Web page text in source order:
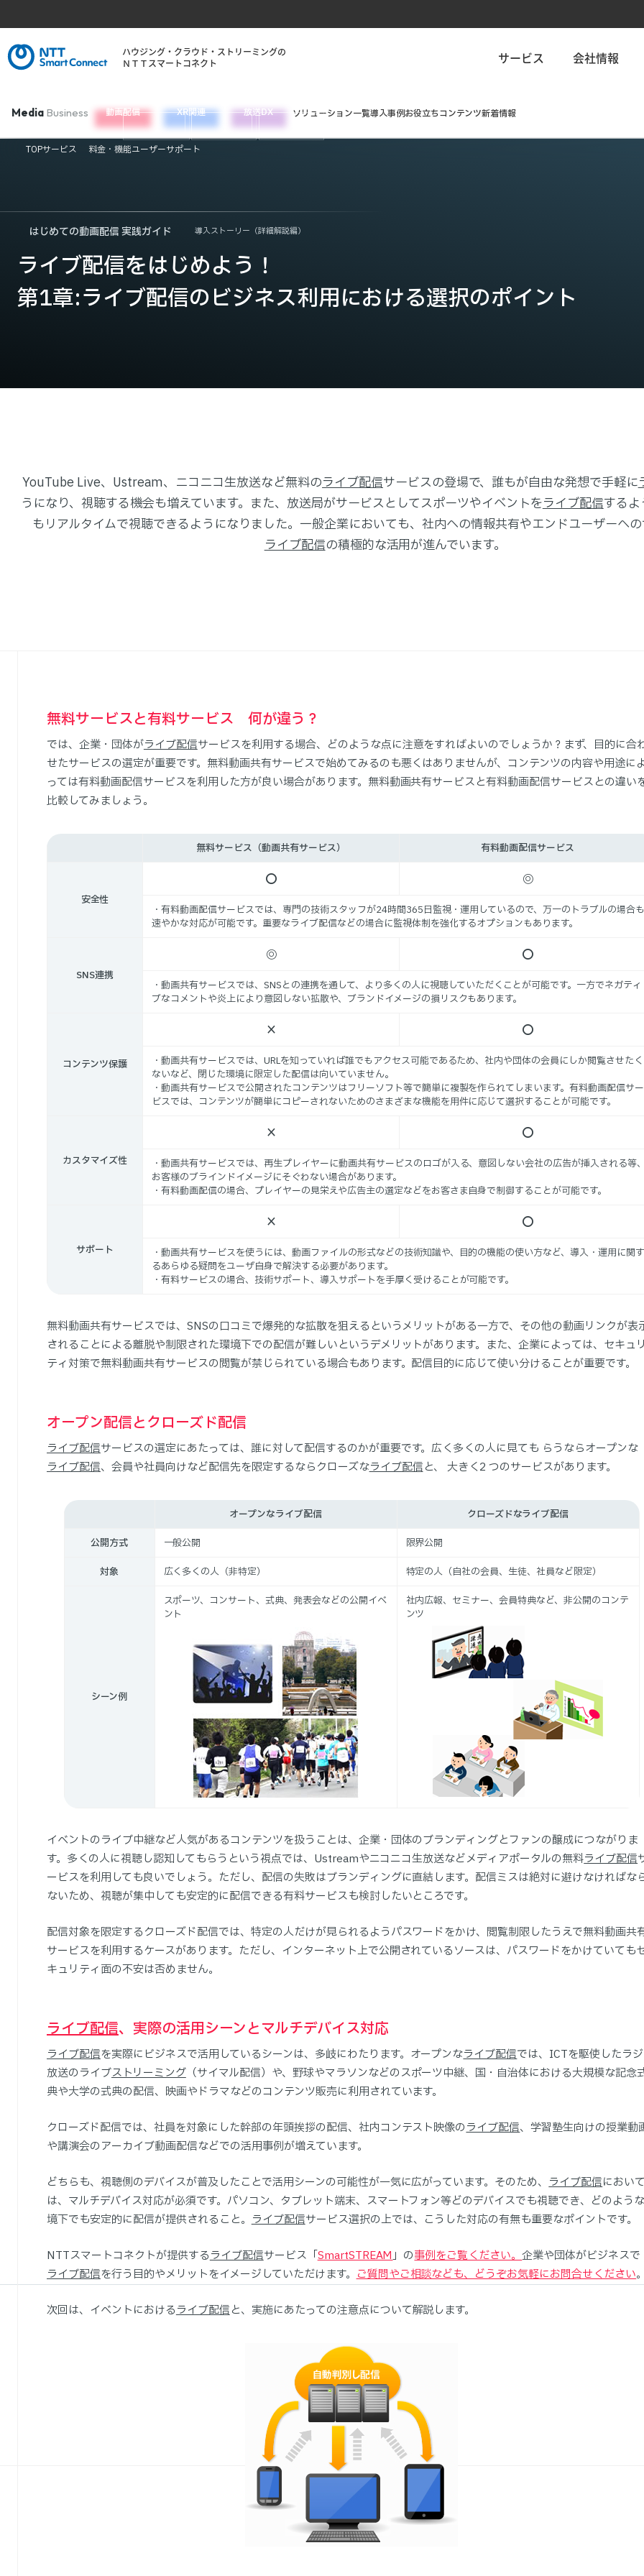
ハウジング・クラウド・ストリーミングの
ＮＴＴスマートコネクト
サービス 会社情報
MediaBusiness 動画配信 XR関連 放送DX ソリューション一覧導入事例お役立ちコンテンツ新着情報
TOPサービス 料金・機能ユーザーサポート
はじめての動画配信 実践ガイド 導入ストーリー（詳細解説編）
ライブ配信をはじめよう！
第1章:ライブ配信のビジネス利用における選択のポイント
YouTube Live、Ustream、ニコニコ生放送など無料のライブ配信サービスの登場で、誰もが自由な発想で手軽に
うになり、視聴する機会も増えています。また、放送局がサービスとしてスポーツやイベントをライブ配信するよ
もリアルタイムで視聴できるようになりました。一般企業においても、社内への情報共有やエンドユーザーへ
ライブ配信の積極的な活用が進んでいます。
無料サービスと有料サービス 何が違う？
では、企業・団体がライブ配信サービスを利用する場合、どのような点に注意をすればよいのでしょうか？まず、目的に合
せたサービスの選定が重要です。無料動画共有サービスで始めてみるのも悪くはありませんが、コンテンツの内容や用途に
っては有料動画配信サービスを利用した方が良い場合があります。無料動画共有サービスと有料動画配信サービスとの違い
比較してみましょう。
無料サービス（動画共有サービス） 有料動画配信サービス
安全性
〇 ◎
・有料動画配信サービスでは、専門の技術スタッフが24時間365日監視・運用しているので、万一のトラブルの場合
速やかな対応が可能です。重要なライブ配信などの場合に監視体制を強化するオプションもあります。
SNS連携
◎ 〇
・動画共有サービスでは、SNSとの連携を通して、より多くの人に視聴していただくことが可能です。一方でネガティ
ブなコメントや炎上により意図しない拡散や、ブランドイメージの損リスクもあります。
コンテンツ保護
× 〇
・動画共有サービスでは、URLを知っていれば誰でもアクセス可能であるため、社内や団体の会員にしか閲覧させたく
ないなど、閉じた環境に限定した配信は向いていません。
・動画共有サービスで公開されたコンテンツはフリーソフト等で簡単に複製を作られてしまいます。有料動画配信サー
ビスでは、コンテンツが簡単にコピーされないためのさまざまな機能を用件に応じて選択することが可能です。
カスタマイズ性
× 〇
・動画共有サービスでは、再生プレイヤーに動画共有サービスのロゴが入る、意図しない会社の広告が挿入される等
お客様のブラインドイメージにそぐわない場合があります。
・有料動画配信の場合、プレイヤーの見栄えや広告主の選定などをお客さま自身で制御することが可能です。
サポート
× 〇
・動画共有サービスを使うには、動画ファイルの形式などの技術知識や、目的の機能の使い方など、導入・運用に関
るあらゆる疑問をユーザ自身で解決する必要があります。
・有料サービスの場合、技術サポート、導入サポートを手厚く受けることが可能です。
無料動画共有サービスでは、SNSの口コミで爆発的な拡散を狙えるというメリットがある一方で、その他の動画リンクが表
されることによる離脱や制限された環境下での配信が難しいというデメリットがあります。また、企業によっては、セキュ
ティ対策で無料動画共有サービスの閲覧が禁じられている場合もあります。配信目的に応じて使い分けることが重要です。
オープン配信とクローズド配信
ライブ配信サービスの選定にあたっては、誰に対して配信するのかが重要です。広く多くの人に見ても らうならオープンな
ライブ配信、会員や社員向けなど配信先を限定するならクローズなライブ配信と、 大きく2 つのサービスがあります。
オープンなライブ配信
クローズドなライブ配信
公開方式
一般公開
限界公開
対象
広く多くの人（非特定） 特定の人（自社の会員、生徒、社員など限定）
シーン例
スポーツ、コンサート、式典、発表会などの公開イベ
ント
社内広報、セミナー、会員特典など、非公開のコンテ
ンツ
イベントのライブ中継など人気があるコンテンツを扱うことは、企業・団体のブランディングとファンの醸成につながりま
す。多くの人に視聴し認知してもらうという視点では、Ustreamやニコニコ生放送などメディアポータルの無料ライブ配信
ービスを利用しても良いでしょう。ただし、配信の失敗はブランディングに直結します。配信ミスは絶対に避けなければな
ないため、視聴が集中しても安定的に配信できる有料サービスも検討したいところです。
配信対象を限定するクローズド配信では、特定の人だけが見られるようパスワードをかけ、閲覧制限したうえで無料動画共
サービスを利用するケースがあります。ただし、インターネット上で公開されているソースは、パスワードをかけていても
キュリティ面の不安は否めません。
ライブ配信、実際の活用シーンとマルチデバイス対応
ライブ配信を実際にビジネスで活用しているシーンは、多岐にわたります。オープンなライブ配信では、ICTを駆使したラ
放送のライブストリーミング（サイマル配信）や、野球やマラソンなどのスポーツ中継、国・自治体における大規模な記念
典や大学の式典の配信、映画やドラマなどのコンテンツ販売に利用されています。
クローズド配信では、社員を対象にした幹部の年頭挨拶の配信、社内コンテスト映像のライブ配信、学習塾生向けの授業動
や講演会のアーカイブ動画配信などでの活用事例が増えています。
どちらも、視聴側のデバイスが普及したことで活用シーンの可能性が一気に広がっています。そのため、ライブ配信におい
は、マルチデバイス対応が必須です。パソコン、タブレット端末、スマートフォン等どのデバイスでも視聴でき、どのよう
境下でも安定的に配信が提供されること。ライブ配信サービス選択の上では、こうした対応の有無も重要なポイントです。
NTTスマートコネクトが提供するライブ配信サービス「SmartSTREAM」の事例をご覧ください。企業や団体がビジネスで
ライブ配信を行う目的やメリットをイメージしていただけます。ご質問やご相談なども、どうぞお気軽にお問合せください
次回は、イベントにおけるライブ配信と、実施にあたっての注意点について解説します。